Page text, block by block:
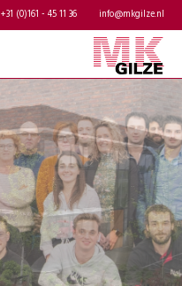
info@mkgilze.nl
+31 (0)161 - 45 11 36